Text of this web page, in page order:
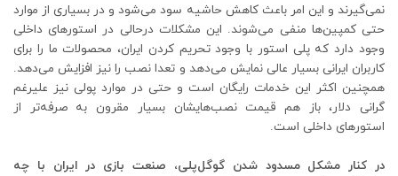
نمی‌گیرند و این امر باعث کاهش حاشیه سود می‌شود و در بسیاری از موارد
حتی کمپین‌ها منفی می‌شوند. این مشکلات درحالی در استورهای داخلی
وجود دارد که پلی استور با وجود تحریم کردن ایران، محصولات ما را برای
کاربران ایرانی بسیار عالی نمایش می‌دهد و تعدا نصب را نیز افزایش می‌دهد.
همچنین اکثر این خدمات رایگان است و حتی در موارد پولی نیز علیرغم
گرانی دلار، باز هم قیمت نصب‌هایشان بسیار مقرون به صرفه‌تر از
استورهای داخلی است.
در کنار مشکل مسدود شدن گوگل‌پلی، صنعت بازی در ایران با چه